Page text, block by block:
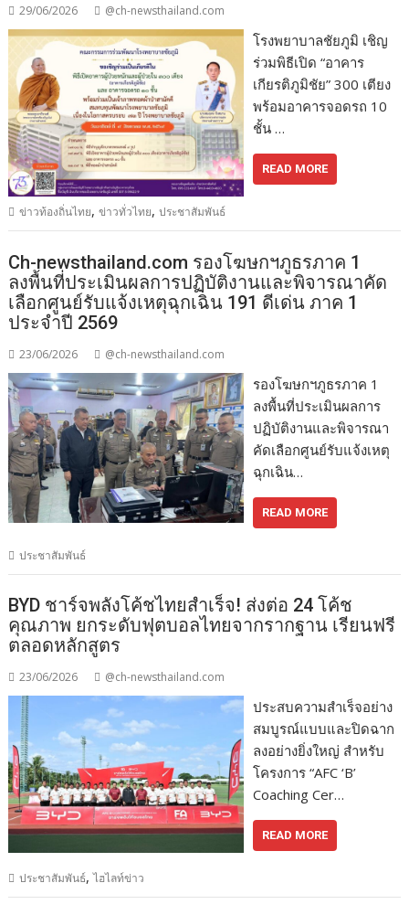
29/06/2026 @ch-newsthailand.com
โรงพยาบาลชัยภูมิ เชิญ
ร่วมพิธีเปิด “อาคาร
เกียรติภูมิชัย” 300 เตียง
พร้อมอาคารจอดรถ 10
ชั้น …
READ MORE
ข่าวท้องถิ่นไทย,ข่าวทั่วไทย,ประชาสัมพันธ์
Ch-newsthailand.com รองโฆษกฯภูธรภาค 1
ลงพื้นที่ประเมินผลการปฏิบัติงานและพิจารณาคัด
เลือกศูนย์รับแจ้งเหตุฉุกเฉิน 191 ดีเด่น ภาค 1
ประจำปี 2569
23/06/2026 @ch-newsthailand.com
รองโฆษกฯภูธรภาค 1
ลงพื้นที่ประเมินผลการ
ปฏิบัติงานและพิจารณา
คัดเลือกศูนย์รับแจ้งเหตุ
ฉุกเฉิน…
READ MORE
ประชาสัมพันธ์
BYD ชาร์จพลังโค้ชไทยสำเร็จ! ส่งต่อ 24 โค้ช
คุณภาพ ยกระดับฟุตบอลไทยจากรากฐาน เรียนฟรี
ตลอดหลักสูตร
23/06/2026 @ch-newsthailand.com
ประสบความสำเร็จอย่าง
สมบูรณ์แบบและปิดฉาก
ลงอย่างยิ่งใหญ่ สำหรับ
โครงการ “AFC ‘B’
Coaching Cer…
READ MORE
ประชาสัมพันธ์,ไฮไลท์ข่าว